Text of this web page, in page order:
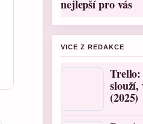
nejlepší pro vás
VICE Z REDAKCE
Trello:
slouží,
(2025)